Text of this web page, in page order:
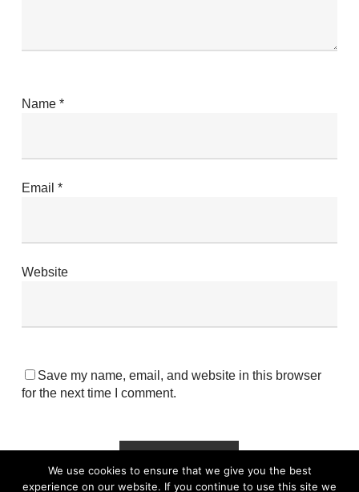
Name *
Email *
Website
Save my name, email, and website in this browser
for the next time I comment.
We use cookies to ensure that we give you the best
experience on our website. If you continue to use this site we